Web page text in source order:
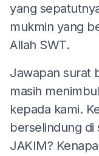
yang
mukmin yang
Allah SWT.
Jawapan surat
masih
kepada kami.
berselindung di
JAKIM?